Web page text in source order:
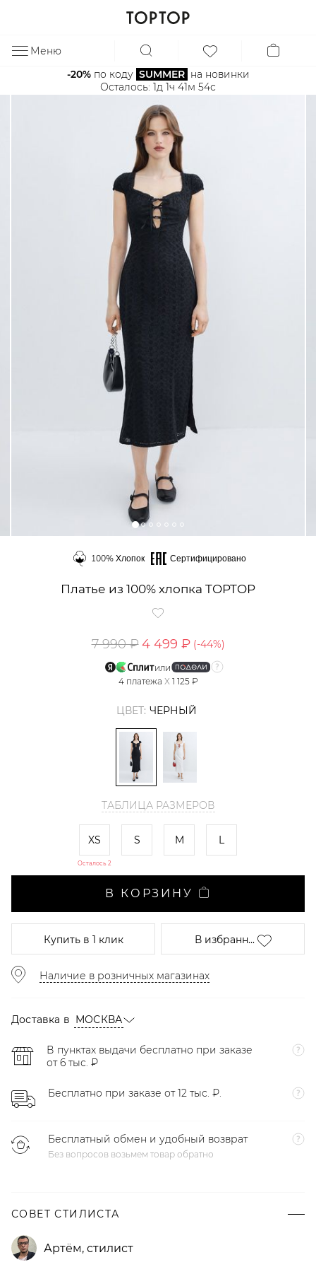
Меню
-20% по коду SUMMER на новинки
Осталось: 1д 1ч 41м 53с
100% Хлопок Сертифицировано
Платье из 100% хлопка TOPTOP
7 990 ₽ 4 499 ₽ (-44%)
или
4 платежа X 1 125 ₽
ЦВЕТ: ЧЕРНЫЙ
ТАБЛИЦА РАЗМЕРОВ
XS
Осталось 2
S M L
В КОРЗИНУ
Купитьв 1 клик В избранн...
Наличие в розничных магазинах
Доставка в МОСКВА
В пунктах выдачи бесплатно при заказе
от 6 тыс. ₽
Бесплатно при заказе от 12 тыс. ₽.
Бесплатный обмен и удобный возврат
Без вопросов возьмем товар обратно
СОВЕТ СТИЛИСТА
Артём, стилист